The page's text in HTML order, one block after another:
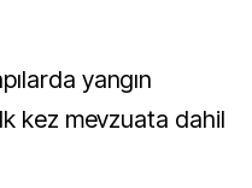
yangın
kez mevzuata dahil